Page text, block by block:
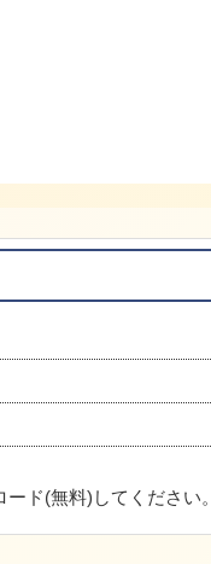
ード(無料)してください。